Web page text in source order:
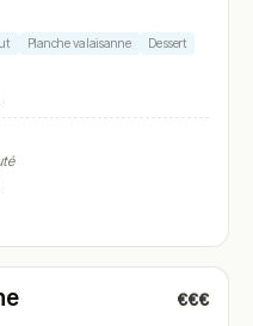
Planche valaisanne Dessert
€€€